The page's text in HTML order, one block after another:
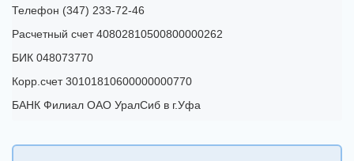
Телефон (347) 233-72-46
Расчетный счет 40802810500800000262
БИК 048073770
Корр.счет 30101810600000000770
БАНК Филиал ОАО УралСиб в г.Уфа